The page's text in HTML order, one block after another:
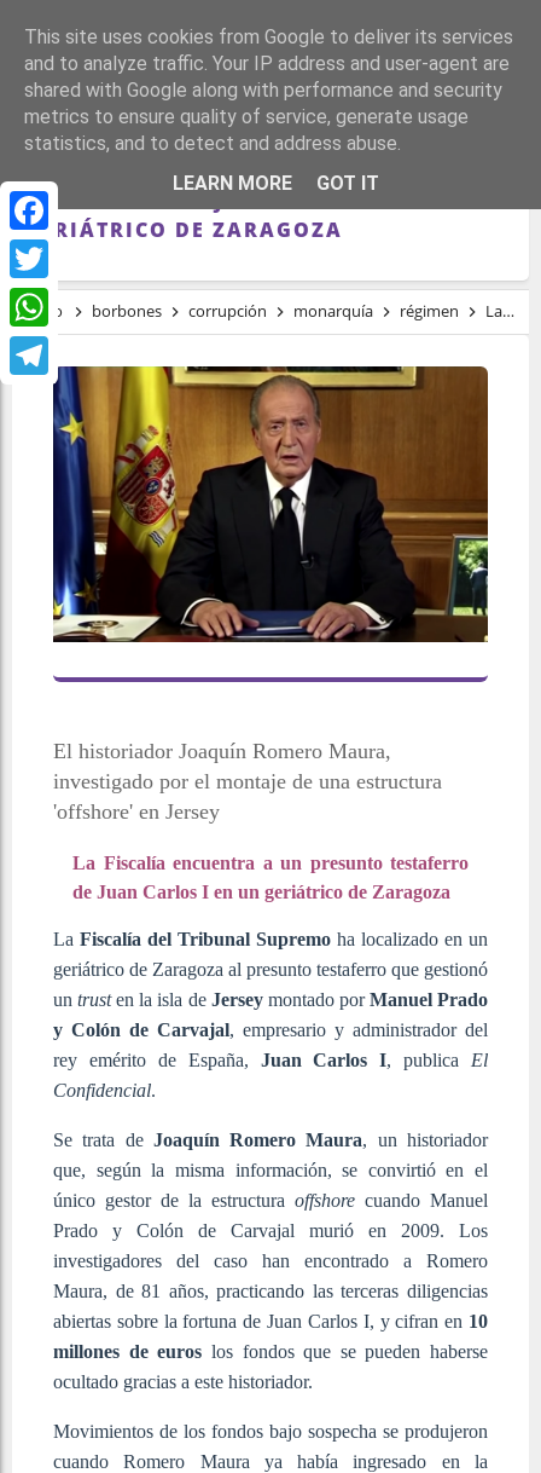
Facebook
Twitter
WhatsApp
Telegram
LA FISCALÍA ENCUENTRA A UN PRESUNTO
TESTAFERRO DE JUAN CARLOS I EN UN
GERIÁTRICO DE ZARAGOZA
Inicio borbones corrupción monarquía régimen La Fiscalía encuentra a un presunto testaferro de Juan Carlos I en un geriátrico de Zaragoza
El historiador Joaquín Romero Maura,
investigado por el montaje de una estructura
'offshore' en Jersey
La Fiscalía encuentra a un presunto testaferro
de Juan Carlos I en un geriátrico de Zaragoza
La Fiscalía del Tribunal Supremo ha localizado en un
geriátrico de Zaragoza al presunto testaferro que gestionó
untrusten la isla de Jerseymontado porManuel Prado
y Colón de Carvajal, empresario y administrador del
rey emérito de España, Juan Carlos I, publica El
Confidencial.
Se trata de Joaquín Romero Maura, un historiador
que, según la misma información, se convirtió en el
único gestor de la estructura offshore cuando Manuel
Prado y Colón de Carvajal murió en 2009. Los
investigadores del caso han encontrado a Romero
Maura, de 81 años, practicando las terceras diligencias
abiertas sobre la fortuna de Juan Carlos I, y cifran en 10
millones de euros los fondos que se pueden haberse
ocultado gracias a este historiador.
Movimientos de los fondos bajo sospecha se produjeron
cuando Romero Maura ya había ingresado en la
This site uses cookies from Google to deliver its services
and to analyze traffic. Your IP address and user-agent are
shared with Google along with performance and security
metrics to ensure quality of service, generate usage
statistics, and to detect and address abuse.
LEARN MORE
GOT IT